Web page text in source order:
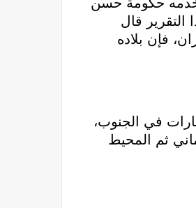
قال
فإن بلاده
في الجنوب،
العماني ثم المحيط